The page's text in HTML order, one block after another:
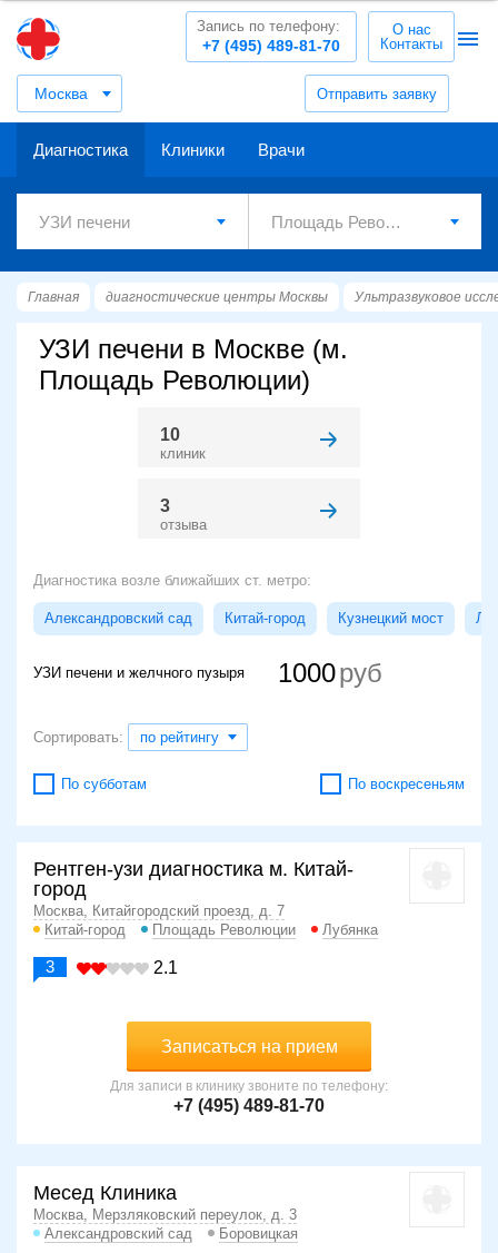
Москва Отправить заявку
+7 (495) 489-81-70
Запись по телефону:
О нас
Контакты
Диагностика Клиники Врачи
Главная диагностические центры Москвы Ультразвуковое
УЗИ печени в Москве (м.
Площадь Революции)
10
клиник
3
отзыва
Диагностика возле ближайших ст. метро:
Александровский сад Китай-город Кузнецкий мост
УЗИ печени и желчного пузыря 1000
Сортировать: по рейтингу
По субботам По воскресеньям
Рентген-узи диагностика м. Китай-
город
Москва, Китайгородский проезд, д. 7
Китай-город
Площадь Революции Лубянка
3 2.1
Записаться на прием
Для записи в клинику звоните по телефону:
+7 (495) 489-81-70
Месед Клиника
Москва, Мерзляковский переулок, д. 3
Александровский сад
Боровицкая